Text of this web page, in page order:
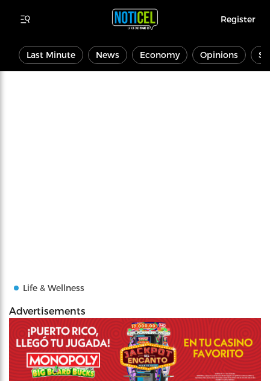
Register
Last Minute News Economy Opinions
Life & Wellness
Advertisements